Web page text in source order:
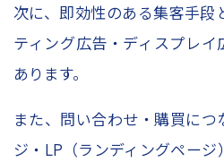
次に、即効性のある集客手段
ティング広告・ディスプレ
あります。
また、問い合わせ・購買に
ジ・LP（ランディングペー